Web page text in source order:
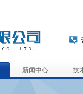
新闻中心 技